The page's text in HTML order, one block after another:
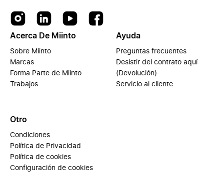
Acerca De Miinto
Sobre Miinto
Marcas
Forma Parte de Miinto
Trabajos
Ayuda
Preguntas frecuentes
Desistir del contrato aquí
(Devolución)
Servicio al cliente
Otro
Condiciones
Política de Privacidad
Política de cookies
Configuración de cookies